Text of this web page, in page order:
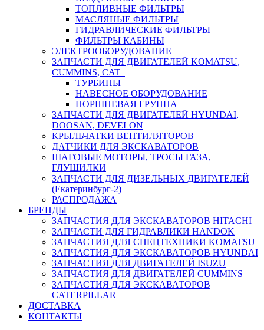
ТОПЛИВНЫЕ ФИЛЬТРЫ
МАСЛЯНЫЕ ФИЛЬТРЫ
ГИДРАВЛИЧЕСКИЕ ФИЛЬТРЫ
ФИЛЬТРЫ КАБИНЫ
ЭЛЕКТРООБОРУДОВАНИЕ
ЗАПЧАСТИ ДЛЯ ДВИГАТЕЛЕЙ KOMATSU,
CUMMINS, CAT
ТУРБИНЫ
НАВЕСНОЕ ОБОРУДОВАНИЕ
ПОРШНЕВАЯ ГРУППА
ЗАПЧАСТИ ДЛЯ ДВИГАТЕЛЕЙ HYUNDAI,
DOOSAN, DEVELON
КРЫЛЬЧАТКИ ВЕНТИЛЯТОРОВ
ДАТЧИКИ ДЛЯ ЭКСКАВАТОРОВ
ШАГОВЫЕ МОТОРЫ, ТРОСЫ ГАЗА,
ГЛУШИЛКИ
ЗАПЧАСТИ ДЛЯ ДИЗЕЛЬНЫХ ДВИГАТЕЛЕЙ
(Екатеринбург-2)
РАСПРОДАЖА
БРЕНДЫ
ЗАПЧАСТИЯ ДЛЯ ЭКСКАВАТОРОВ HITACHI
ЗАПЧАСТИ ДЛЯ ГИДРАВЛИКИ HANDOK
ЗАПЧАСТИЯ ДЛЯ СПЕЦТЕХНИКИ KOMATSU
ЗАПЧАСТИЯ ДЛЯ ЭКСКАВАТОРОВ HYUNDAI
ЗАПЧАСТИЯ ДЛЯ ДВИГАТЕЛЕЙ ISUZU
ЗАПЧАСТИЯ ДЛЯ ДВИГАТЕЛЕЙ CUMMINS
ЗАПЧАСТИЯ ДЛЯ ЭКСКАВАТОРОВ
CATERPILLAR
ДОСТАВКА
КОНТАКТЫ